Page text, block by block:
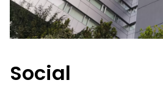
Social